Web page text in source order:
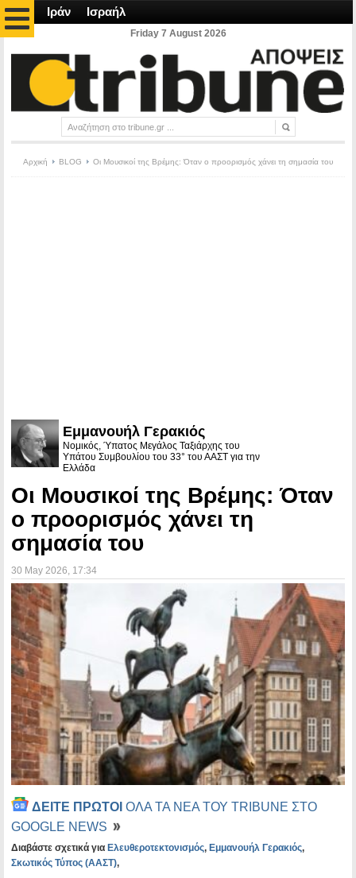
Ιράν Ισραήλ
Friday 7 August 2026
Αρχική BLOG Οι Μουσικοί της Βρέμης: Όταν ο προορισμός χάνει τη σημασία του
Εμμανουήλ Γερακιός
Νομικός, Ύπατος Μεγάλος Ταξιάρχης του
Υπάτου Συμβουλίου του 33° του ΑΑΣΤ για την
Ελλάδα
Οι Μουσικοί της Βρέμης: Όταν
ο προορισμός χάνει τη
σημασία του
30 May 2026 , 17:34
ΔΕΙΤΕ ΠΡΩΤΟΙ ΟΛΑ ΤΑ ΝΕΑ ΤΟΥ TRIBUNE ΣΤΟ
GOOGLE NEWS
Διαβάστε σχετικά για Ελευθεροτεκτονισμός, Εμμανουήλ Γερακιός,
Σκωτικός Τύπος (ΑΑΣΤ),